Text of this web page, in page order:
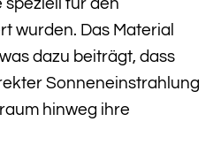
wurden. Das Material
dazu beiträgt, dass
Sonneneinstrahlung
hinweg ihre